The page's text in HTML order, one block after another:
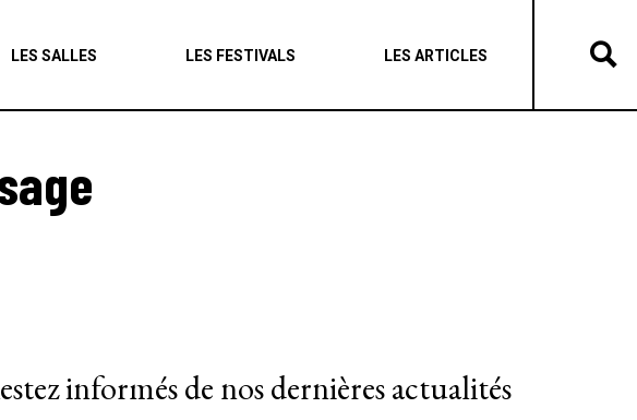
LES SALLES LES FESTIVALS LES ARTICLES
informés de nos dernières actualités